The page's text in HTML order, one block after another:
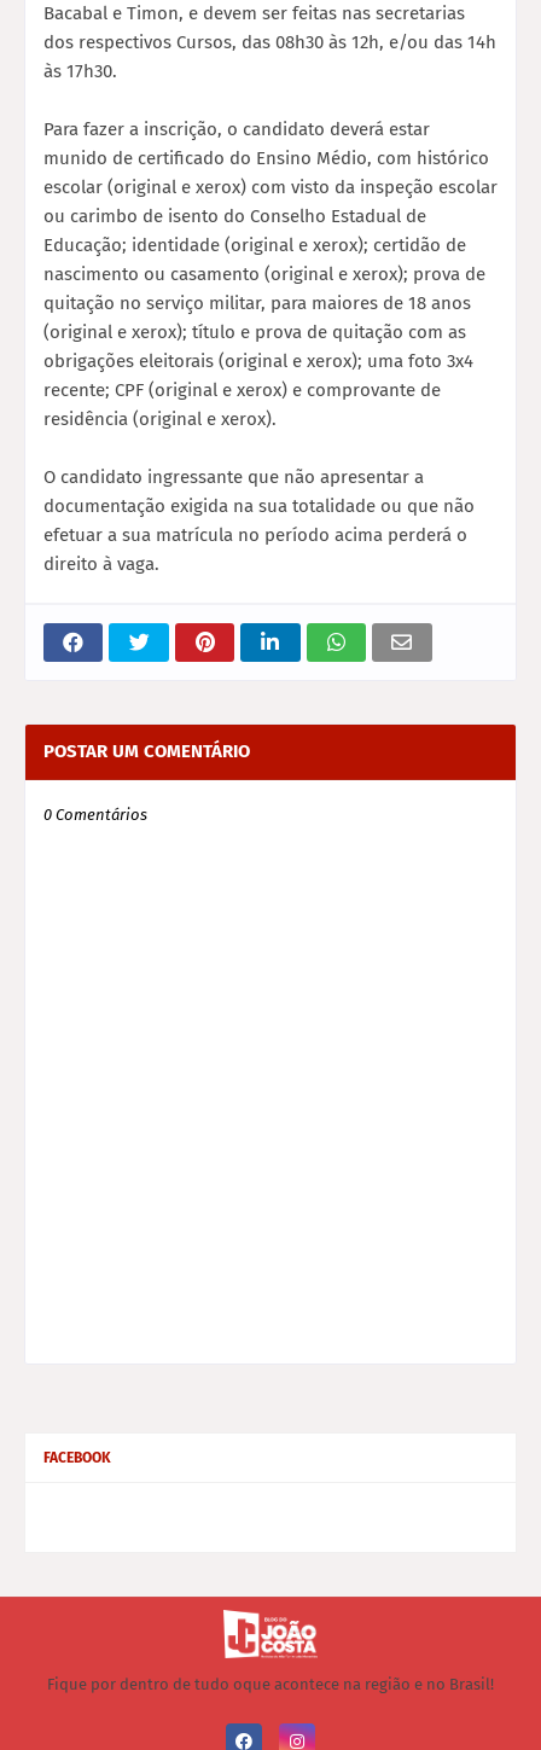
Bacabal e Timon, e devem ser feitas nas secretarias
dos respectivos Cursos, das 08h30 às 12h, e/ou das 14h
às 17h30.
Para fazer a inscrição, o candidato deverá estar
munido de certificado do Ensino Médio, com histórico
escolar (original e xerox) com visto da inspeção escolar
ou carimbo de isento do Conselho Estadual de
Educação; identidade (original e xerox); certidão de
nascimento ou casamento (original e xerox); prova de
quitação no serviço militar, para maiores de 18 anos
(original e xerox); título e prova de quitação com as
obrigações eleitorais (original e xerox); uma foto 3x4
recente; CPF (original e xerox) e comprovante de
residência (original e xerox).
O candidato ingressante que não apresentar a
documentação exigida na sua totalidade ou que não
efetuar a sua matrícula no período acima perderá o
direito à vaga.
POSTAR UM COMENTÁRIO
0 Comentários
FACEBOOK
Fique por dentro de tudo oque acontece na região e no Brasil!